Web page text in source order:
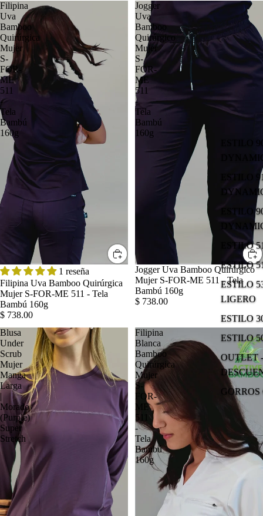
ESTILO
ESTILO
ESTILO
ESTILO
ESTILO
ESTILO
LIGERO
ESTILO
ESTILO
OUTLET
Filipina
Uva
Bamboo
Quirúrgica
Mujer
S-
FOR-
ME
511
-
Tela
Bambú
160g
1 reseña
Filipina Uva Bamboo Quirúrgica
Mujer S-FOR-ME 511 - Tela
Bambú 160g
$ 738.00
Jogger
Uva
Bamboo
Quirúrgico
Mujer
S-
FOR-
ME
511
-
Tela
Bambú
160g
Jogger Uva Bamboo Quirúrgico
Mujer S-FOR-ME 511 - Tela
Bambú 160g
$ 738.00
Blusa
Under
Scrub
Mujer
Manga
Larga
|
Morado
(Purple)
Super
Stretch
Filipina
Blanca
Bamboo
Quirúrgica
Mujer
S-
FOR-
ME
511
-
Tela
Bambú
160g